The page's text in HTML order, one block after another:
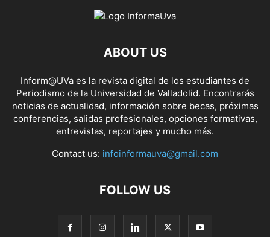
ABOUT US
Inform@UVa es la revista digital de los estudiantes de
Periodismo de la Universidad de Valladolid. Encontrarás
noticias de actualidad, información sobre becas, próximas
conferencias, salidas profesionales, opciones formativas,
entrevistas, reportajes y mucho más.
Contact us: infoinformauva@gmail.com
FOLLOW US